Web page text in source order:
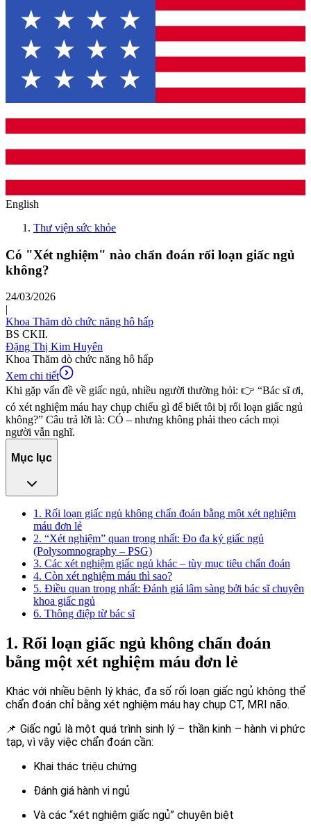
English
Thư viện sức khỏe
Có "Xét nghiệm" nào chẩn đoán rối loạn giấc ngủ
không?
24/03/2026
|
Khoa Thăm dò chức năng hô hấp
BS CKII.
Đặng Thị Kim Huyên
Khoa Thăm dò chức năng hô hấp
Xem chi tiết
Khi gặp vấn đề về giấc ngủ, nhiều người thường hỏi: 👉 “Bác sĩ ơi,
có xét nghiệm máu hay chụp chiếu gì để biết tôi bị rối loạn giấc ngủ
không?” Câu trả lời là: CÓ – nhưng không phải theo cách mọi
người vẫn nghĩ.
Mục lục
1. Rối loạn giấc ngủ không chẩn đoán bằng một xét nghiệm
máu đơn lẻ
2. “Xét nghiệm” quan trọng nhất: Đo đa ký giấc ngủ
(Polysomnography – PSG)
3. Các xét nghiệm giấc ngủ khác – tùy mục tiêu chẩn đoán
4. Còn xét nghiệm máu thì sao?
5. Điều quan trọng nhất: Đánh giá lâm sàng bởi bác sĩ chuyên
khoa giấc ngủ
6. Thông điệp từ bác sĩ
1. Rối loạn giấc ngủ không chẩn đoán
bằng một xét nghiệm máu đơn lẻ
Khác với nhiều bệnh lý khác, đa số rối loạn giấc ngủ không thể
chẩn đoán chỉ bằng xét nghiệm máu hay chụp CT, MRI não.
📌 Giấc ngủ là một quá trình sinh lý – thần kinh – hành vi phức
tạp, vì vậy việc chẩn đoán cần:
Khai thác triệu chứng
Đánh giá hành vi ngủ
Và các “xét nghiệm giấc ngủ” chuyên biệt